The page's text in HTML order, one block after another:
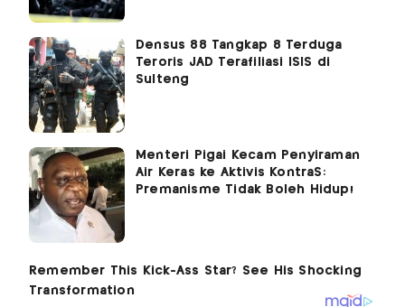
Densus 88 Tangkap 8 Terduga
Teroris JAD Terafiliasi ISIS di
Sulteng
Menteri Pigai Kecam Penyiraman
Air Keras ke Aktivis KontraS:
Premanisme Tidak Boleh Hidup!